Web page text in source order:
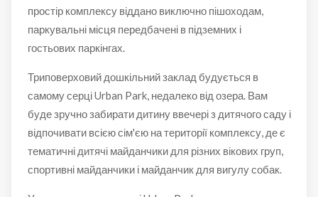
простір комплексу віддано виключно пішоходам,
паркувальні місця передбачені в підземних і
гостьових паркінгах.
Триповерховий дошкільний заклад будується в
самому серці Urban Park, недалеко від озера. Вам
буде зручно забирати дитину ввечері з дитячого саду і
відпочивати всією сім'єю на території комплексу, де є
тематичні дитячі майданчики для різних вікових груп,
спортивні майданчики і майданчик для вигулу собак.